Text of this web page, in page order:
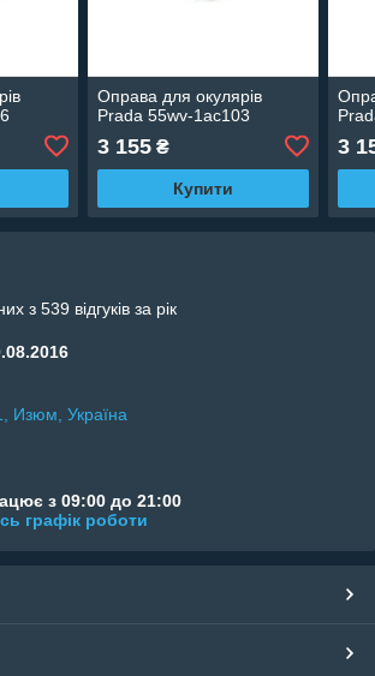
Оправа для окулярів
Prada 55wv-1ac103
3 155₴
Купити
3
з 539 відгуків за рік
Изюм, Україна
з 09:00 до 21:00
графік роботи